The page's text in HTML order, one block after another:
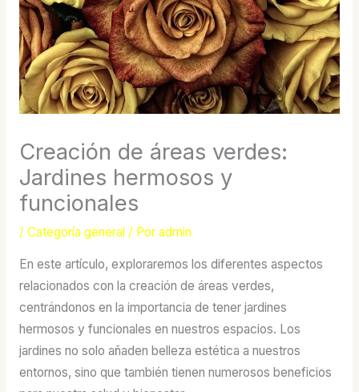
Creación de áreas verdes:
Jardines hermosos y
funcionales
/ Categoría general/ Por admin
En este artículo, exploraremos los diferentes aspectos
relacionados con la creación de áreas verdes,
centrándonos en la importancia de tener jardines
hermosos y funcionales en nuestros espacios. Los
jardines no solo añaden belleza estética a nuestros
entornos, sino que también tienen numerosos beneficios